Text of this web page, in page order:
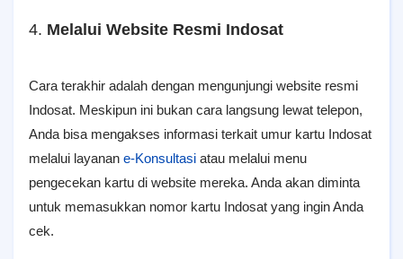
4. Melalui Website Resmi Indosat
Cara terakhir adalah dengan mengunjungi website resmi
Indosat. Meskipun ini bukan cara langsung lewat telepon,
Anda bisa mengakses informasi terkait umur kartu Indosat
melalui layanan e-Konsultasi atau melalui menu
pengecekan kartu di website mereka. Anda akan diminta
untuk memasukkan nomor kartu Indosat yang ingin Anda
cek.